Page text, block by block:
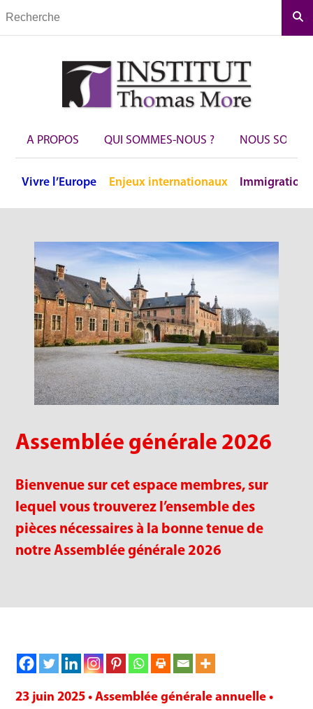
A PROPOS QUI SOMMES-NOUS ? NOUS
Vivre l’Europe Enjeux internationaux Immigration
Assemblée générale 2026
Bienvenue sur cet espace membres, sur
lequel vous trouverez l’ensemble des
pièces nécessaires à la bonne tenue de
notre Assemblée générale 2026
23 juin 2025 • Assemblée générale annuelle •